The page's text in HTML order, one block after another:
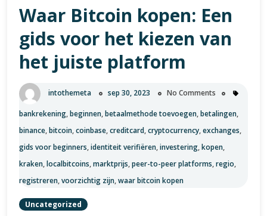
Waar Bitcoin kopen: Een
gids voor het kiezen van
het juiste platform
intothemeta sep 30, 2023 No Comments
bankrekening,beginnen,betaalmethode toevoegen,betalingen,
binance,bitcoin,coinbase,creditcard,cryptocurrency,exchanges,
gids voor beginners,identiteit verifiëren,investering,kopen,
kraken,localbitcoins,marktprijs,peer-to-peer platforms,regio,
registreren,voorzichtig zijn,waar bitcoin kopen
Uncategorized